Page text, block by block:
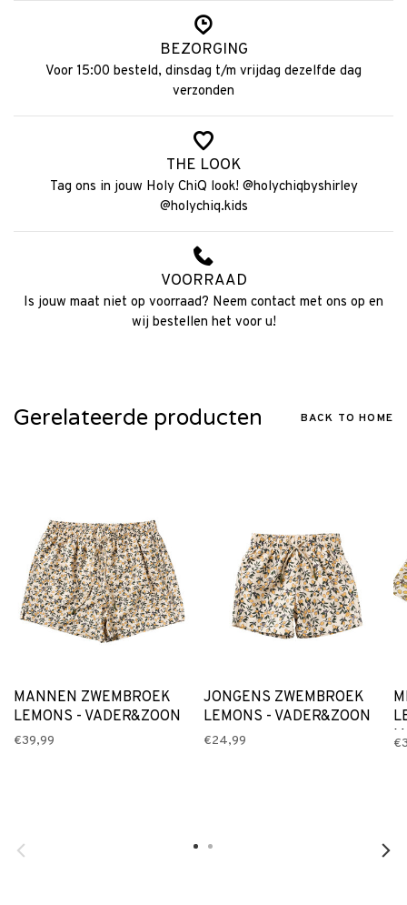
BEZORGING
Voor 15:00 besteld, dinsdag t/m vrijdag dezelfde dag
verzonden
THE LOOK
Tag ons in jouw Holy ChiQ look! @holychiqbyshirley
@holychiq.kids
VOORRAAD
Is jouw maat niet op voorraad? Neem contact met ons op en
wij bestellen het voor u!
Gerelateerde producten BACK TO HOME
MANNEN ZWEMBROEK
LEMONS - VADER&ZOON
€39,99
JONGENS ZWEMBROEK
LEMONS - VADER&ZOON
€24,99